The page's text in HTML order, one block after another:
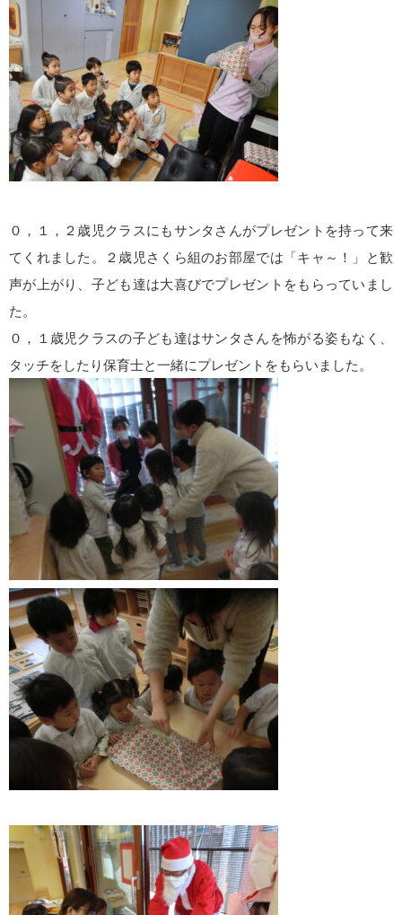
０，１，２歳児クラスにもサンタさんがプレゼントを持って来
てくれました。２歳児さくら組のお部屋では「キャ～！」と歓
声が上がり、子ども達は大喜びでプレゼントをもらっていまし
た。
０，１歳児クラスの子ども達はサンタさんを怖がる姿もなく、
タッチをしたり保育士と一緒にプレゼントをもらいました。